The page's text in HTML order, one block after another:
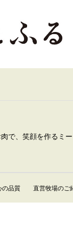
で、笑顔を作るミ
の品質 直営牧場のご